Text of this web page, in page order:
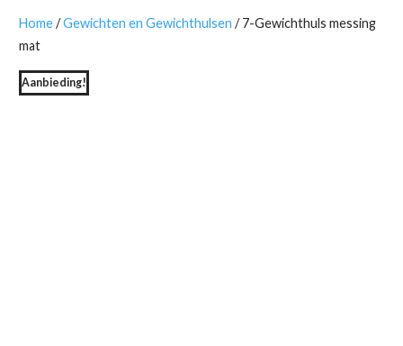
Home/Gewichten en Gewichthulsen / 7-Gewichthuls messing
mat
Aanbieding!